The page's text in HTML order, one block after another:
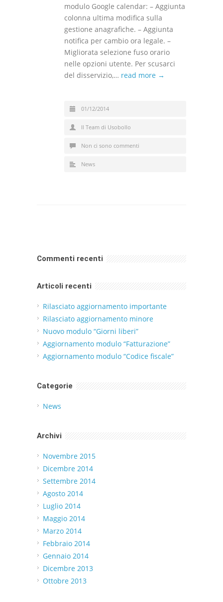
modulo Google calendar: – Aggiunta
colonna ultima modifica sulla
gestione anagrafiche. – Aggiunta
notifica per cambio ora legale. –
Migliorata selezione fuso orario
nelle opzioni utente. Per scusarci
del disservizio,… read more →
01/12/2014
Il Team di Usobollo
Non ci sono commenti
News
Commenti recenti
Articoli recenti
Rilasciato aggiornamento importante
Rilasciato aggiornamento minore
Nuovo modulo “Giorni liberi”
Aggiornamento modulo “Fatturazione”
Aggiornamento modulo “Codice fiscale”
Categorie
News
Archivi
Novembre 2015
Dicembre 2014
Settembre 2014
Agosto 2014
Luglio 2014
Maggio 2014
Marzo 2014
Febbraio 2014
Gennaio 2014
Dicembre 2013
Ottobre 2013